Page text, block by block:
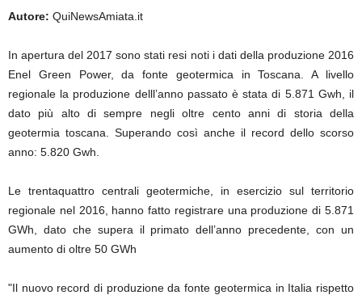
Autore: QuiNewsAmiata.it
In apertura del 2017 sono stati resi noti i dati della produzione 2016
Enel Green Power, da fonte geotermica in Toscana. A livello
regionale la produzione delll’anno passato è stata di 5.871 Gwh, il
dato più alto di sempre negli oltre cento anni di storia della
geotermia toscana. Superando così anche il record dello scorso
anno: 5.820 Gwh.
Le trentaquattro centrali geotermiche, in esercizio sul territorio
regionale nel 2016, hanno fatto registrare una produzione di 5.871
GWh, dato che supera il primato dell’anno precedente, con un
aumento di oltre 50 GWh
"Il nuovo record di produzione da fonte geotermica in Italia rispetto